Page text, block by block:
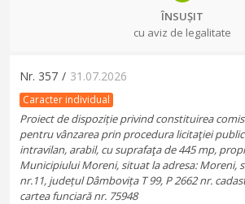
ÎNSUȘIT
cu aviz de legalitate
Nr. 357 / 31.07.2026
Caracter individual
Proiect de dispoziție privind constituirea
pentru vânzarea prin procedura licitaţiei
intravilan, arabil, cu suprafaţa de 445 mp,
Municipiului Moreni, situat la adresa: Moreni,
nr.11, județul Dâmbovița T 99, P 2662 nr.
cartea funciară nr. 75948